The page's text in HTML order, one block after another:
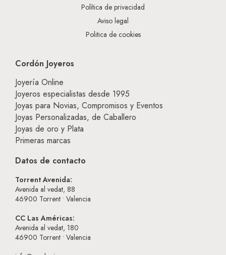
Política de privacidad
Aviso legal
Politica de cookies
Cordón Joyeros
Joyería Online
Joyeros especialistas desde 1995
Joyas para Novias, Compromisos y Eventos
Joyas Personalizadas, de Caballero
Joyas de oro y Plata
Primeras marcas
Datos de contacto
Torrent Avenida:
Avenida al vedat, 88
46900 Torrent • Valencia
CC Las Américas:
Avenida al vedat, 180
46900 Torrent • Valencia